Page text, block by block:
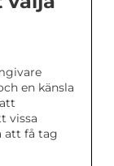
en känsla
vissa
att få tag